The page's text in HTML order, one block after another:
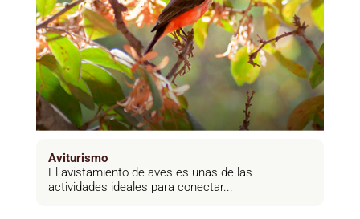
Aviturismo
El avistamiento de aves es unas de las
actividades ideales para conectar...